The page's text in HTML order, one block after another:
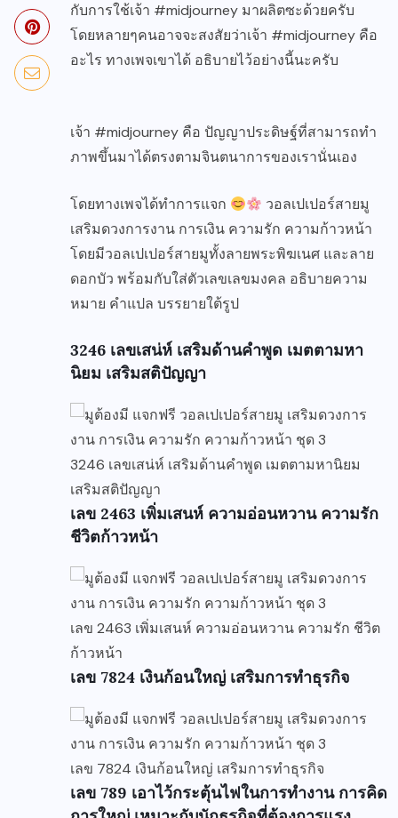
กับการใช้เจ้า #midjourney มาผลิตซะด้วยครับ
โดยหลายๆคนอาจจะสงสัยว่าเจ้า #midjourney คือ
อะไร ทางเพจเขาได้ อธิบายไว้อย่างนี้นะครับ
เจ้า #midjourney คือ ปัญญาประดิษฐ์ที่สามารถทำ
ภาพขึ้นมาได้ตรงตามจินตนาการของเรานั่นเอง
โดยทางเพจได้ทำการแจก
วอลเปเปอร์สายมู
เสริมดวงการงาน การเงิน ความรัก ความก้าวหน้า
โดยมีวอลเปเปอร์สายมูทั้งลายพระพิฆเนศ และลาย
ดอกบัว พร้อมกับใส่ตัวเลขเลขมงคล อธิบายความ
หมาย คำแปล บรรยายใต้รูป
3246 เลขเสน่ห์ เสริมด้านคำพูด เมตตามหา
นิยม เสริมสติปัญญา
3246 เลขเสน่ห์ เสริมด้านคำพูด เมตตามหานิยม
เสริมสติปัญญา
เลข 2463 เพิ่มเสนห์ ความอ่อนหวาน ความรัก
ชีวิตก้าวหน้า
เลข 2463 เพิ่มเสนห์ ความอ่อนหวาน ความรัก ชีวิต
ก้าวหน้า
เลข 7824 เงินก้อนใหญ่ เสริมการทำธุรกิจ
เลข 7824 เงินก้อนใหญ่ เสริมการทำธุรกิจ
เลข 789 เอาไว้กระตุ้นไฟในการทำงาน การคิด